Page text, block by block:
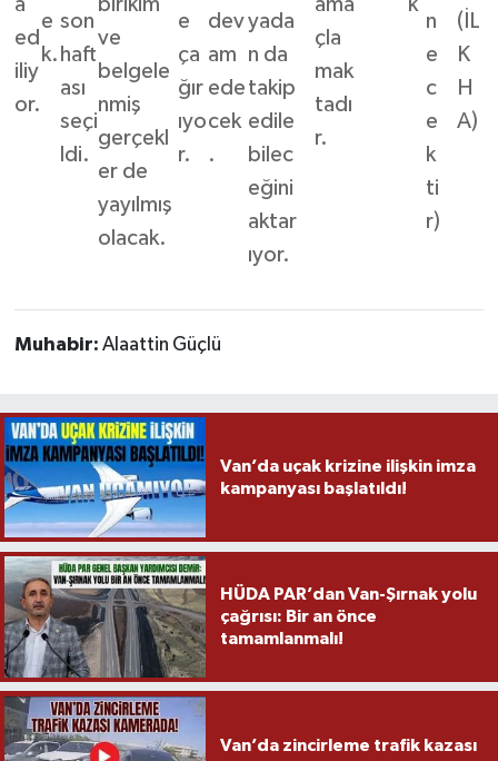
ed
iliy
or.
e
k.
son
haft
ası
seçi
ldi.
ve
belgele
nmiş
gerçekl
er de
yayılmış
olacak.
e
ça
ğır
ıyo
r.
dev
am
ede
cek
.
yada
n da
takip
edile
bilec
eğini
aktar
ıyor.
çla
mak
tadı
r.
n
e
c
e
k
ti
r)
(İL
K
H
A)
Muhabir: Alaattin Güçlü
Van’da uçak krizine ilişkin imza
kampanyası başlatıldı!
HÜDA PAR’dan Van-Şırnak yolu
çağrısı: Bir an önce
tamamlanmalı!
Van’da zincirleme trafik kazası